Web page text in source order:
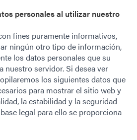
personales al utilizar nuestro
fines puramente informativos,
ningún otro tipo de información,
los datos personales que su
nuestro servidor. Si desea ver
los siguientes datos que
para mostrar el sitio web y
la estabilidad y la seguridad
legal para ello se proporciona